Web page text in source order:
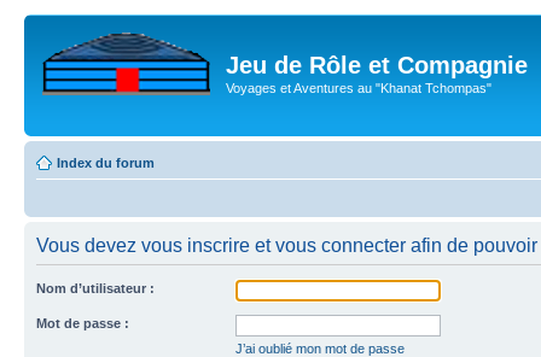
Jeu de Rôle et Compagnie
Voyages et Aventures au "Khanat Tchompas"
Index du forum
Vous devez vous inscrire et vous connecter afin de
Nom d’utilisateur :
Mot de passe :
J’ai oublié mon mot de passe